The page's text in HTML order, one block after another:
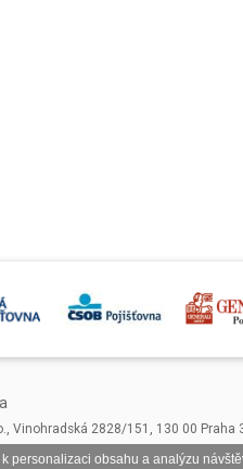
Vinohradská 2828/151, 130 00 Praha
personalizaci obsahu a analýzu